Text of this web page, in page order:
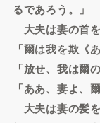
るであろう。」
大夫は妻の首
「爾は我を欺《
「放せ、我は爾
「ああ、妻よ、
大夫は妻の髪